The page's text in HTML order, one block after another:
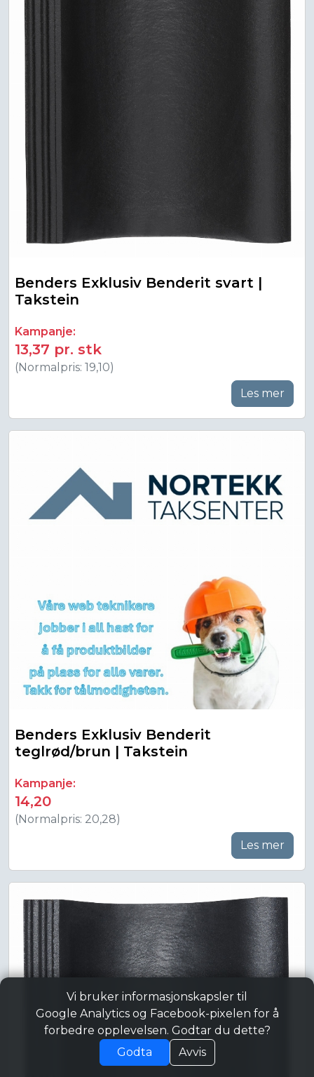
Benders Exklusiv Benderit svart |
Takstein
Kampanje:
13,37 pr. stk
(Normalpris: 19,10)
Les mer
Benders Exklusiv Benderit
teglrød/brun | Takstein
Kampanje:
14,20
(Normalpris: 20,28)
Les mer
Vi bruker informasjonskapsler til
Google Analytics og Facebook-pixelen for å
forbedre opplevelsen. Godtar du dette?
Godta
Avvis